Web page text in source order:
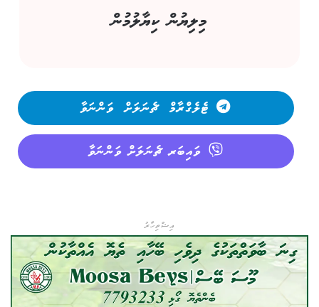
މިލިޔުން ކިޔާލުމުން
ޓެލެގްރާމް ޗެނަލަށް ވަންނަވާ
ވައިބަރ ޗެނަލަށް ވަންނަވާ
އިޝްތިހާރު